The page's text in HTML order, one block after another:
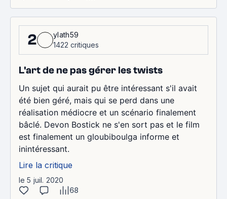
2
ylath59
1422 critiques
L'art de ne pas gérer les twists
Un sujet qui aurait pu être intéressant s'il avait
été bien géré, mais qui se perd dans une
réalisation médiocre et un scénario finalement
bâclé. Devon Bostick ne s'en sort pas et le film
est finalement un gloubiboulga informe et
inintéressant.
Lire la critique
le 5 juil. 2020
68